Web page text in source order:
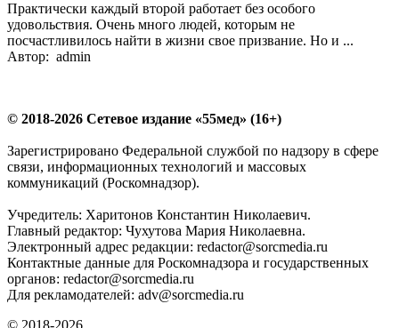
Практически каждый второй работает без особого
удовольствия. Очень много людей, которым не
посчастливилось найти в жизни свое призвание. Но и ...
Автор: admin
© 2018-2026 Сетевое издание «55мед» (16+)
Зарегистрировано Федеральной службой по надзору в сфере
связи, информационных технологий и массовых
коммуникаций (Роскомнадзор).
Учредитель: Харитонов Константин Николаевич.
Главный редактор: Чухутова Мария Николаевна.
Электронный адрес редакции: redactor@sorcmedia.ru
Контактные данные для Роскомнадзора и государственных
органов: redactor@sorcmedia.ru
Для рекламодателей: adv@sorcmedia.ru